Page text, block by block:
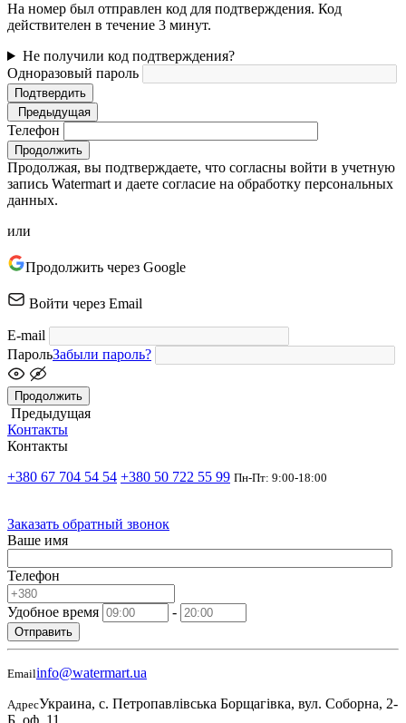
На номер был отправлен код для подтверждения. Код
действителен в течение 3 минут.
Не получили код подтверждения?
Одноразовый пароль
Подтвердить
Предыдущая
Телефон
Продолжить
Продолжая, вы подтверждаете, что согласны войти в учетную
запись Watermart и даете согласие на обработку персональных
данных.
или
Продолжить через Google
Войти через Email
E-mail
ПарольЗабыли пароль?
Продолжить
Предыдущая
Контакты
Контакты
+380 67 704 54 54 +380 50 722 55 99 Пн-Пт: 9:00-18:00
Заказать обратный звонок
Ваше имя
Телефон
Удобное время -
Отправить
Emailinfo@watermart.ua
АдресУкраина, с. Петропавлівська Борщагівка, вул. Соборна, 2-
Б, оф. 11